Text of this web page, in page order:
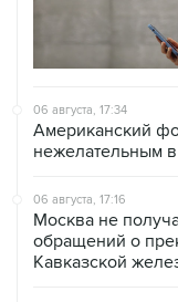
06 августа, 17:34
Американский
нежелательным
06 августа, 17:16
Москва не
обращений о
Кавказской